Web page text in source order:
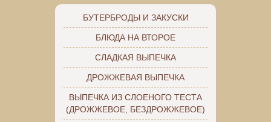
БУТЕРБРОДЫ И ЗАКУСКИ
БЛЮДА НА ВТОРОЕ
СЛАДКАЯ ВЫПЕЧКА
ДРОЖЖЕВАЯ ВЫПЕЧКА
ВЫПЕЧКА ИЗ СЛОЕНОГО ТЕСТА
(ДРОЖЖЕВОЕ, БЕЗДРОЖЖЕВОЕ)